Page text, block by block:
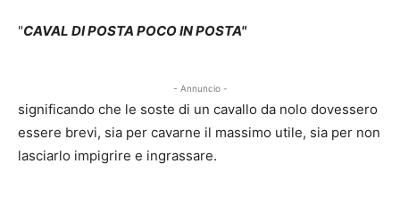
"CAVAL DI POSTA POCO IN POSTA"
- Annuncio -
significando che le soste di un cavallo da nolo dovessero
essere brevi, sia per cavarne il massimo utile, sia per non
lasciarlo impigrire e ingrassare.